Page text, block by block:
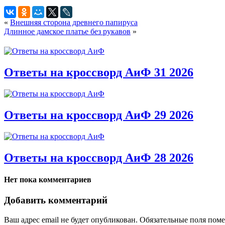
« Внешняя сторона древнего папируса
Длинное дамское платье без рукавов »
Ответы на кроссворд АиФ 31 2026
Ответы на кроссворд АиФ 29 2026
Ответы на кроссворд АиФ 28 2026
Нет пока комментариев
Добавить комментарий
Ваш адрес email не будет опубликован. Обязательные поля